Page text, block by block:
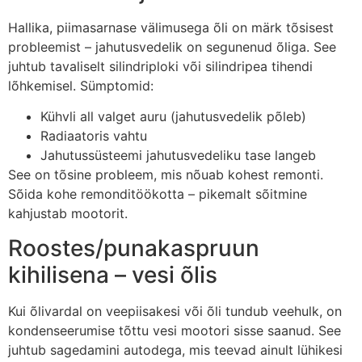
Hallika, piimasarnase välimusega õli on märk tõsisest
probleemist – jahutusvedelik on segunenud õliga. See
juhtub tavaliselt silindriploki või silindripea tihendi
lõhkemisel. Sümptomid:
Kühvli all valget auru (jahutusvedelik põleb)
Radiaatoris vahtu
Jahutussüsteemi jahutusvedeliku tase langeb
See on tõsine probleem, mis nõuab kohest remonti.
Sõida kohe remonditöökotta – pikemalt sõitmine
kahjustab mootorit.
Roostes/punakaspruun
kihilisena – vesi õlis
Kui õlivardal on veepiisakesi või õli tundub veehulk, on
kondenseerumise tõttu vesi mootori sisse saanud. See
juhtub sagedamini autodega, mis teevad ainult lühikesi